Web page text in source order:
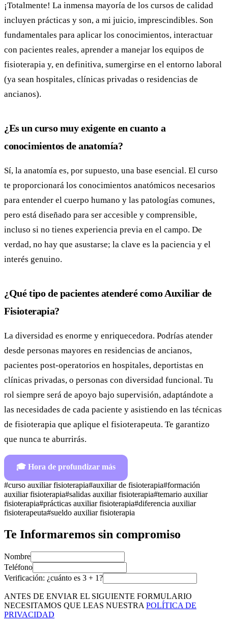
¡Totalmente! La inmensa mayoría de los cursos de calidad
incluyen prácticas y son, a mi juicio, imprescindibles. Son
fundamentales para aplicar los conocimientos, interactuar
con pacientes reales, aprender a manejar los equipos de
fisioterapia y, en definitiva, sumergirse en el entorno laboral
(ya sean hospitales, clínicas privadas o residencias de
ancianos).
¿Es un curso muy exigente en cuanto a
conocimientos de anatomía?
Sí, la anatomía es, por supuesto, una base esencial. El curso
te proporcionará los conocimientos anatómicos necesarios
para entender el cuerpo humano y las patologías comunes,
pero está diseñado para ser accesible y comprensible,
incluso si no tienes experiencia previa en el campo. De
verdad, no hay que asustarse; la clave es la paciencia y el
interés genuino.
¿Qué tipo de pacientes atenderé como Auxiliar de
Fisioterapia?
La diversidad es enorme y enriquecedora. Podrías atender
desde personas mayores en residencias de ancianos,
pacientes post-operatorios en hospitales, deportistas en
clínicas privadas, o personas con diversidad funcional. Tu
rol siempre será de apoyo bajo supervisión, adaptándote a
las necesidades de cada paciente y asistiendo en las técnicas
de fisioterapia que aplique el fisioterapeuta. Te garantizo
que nunca te aburrirás.
🎓 Hora de profundizar más
#curso auxiliar fisioterapia#auxiliar de fisioterapia#formación
auxiliar fisioterapia#salidas auxiliar fisioterapia#temario auxiliar
fisioterapia#prácticas auxiliar fisioterapia#diferencia auxiliar
fisioterapeuta#sueldo auxiliar fisioterapia
Te Informaremos sin compromiso
Nombre
Teléfono
Verificación: ¿cuánto es 3 + 1?
ANTES DE ENVIAR EL SIGUIENTE FORMULARIO
NECESITAMOS QUE LEAS NUESTRA POLÍTICA DE
PRIVACIDAD